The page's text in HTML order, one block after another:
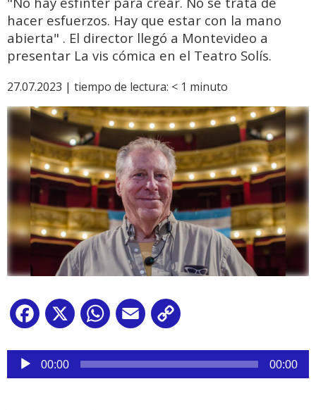
hacer esfuerzos. Hay que estar con la mano
abierta" . El director llegó a Montevideo a
presentar La vis cómica en el Teatro Solís.
27.07.2023 | tiempo de lectura: < 1 minuto
Facebook
X WhatsApp
Email
Reproductor
audio
00:00 00:00